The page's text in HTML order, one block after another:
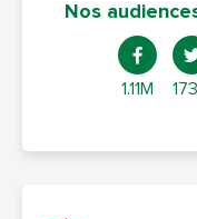
Nos
1.11M